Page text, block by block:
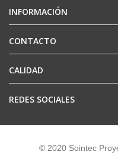
INFORMACIÓN
CONTACTO
CALIDAD
REDES SOCIALES
© 2020 Sointec